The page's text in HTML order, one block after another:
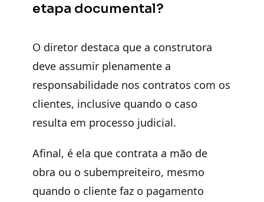
etapa documental?
O diretor destaca que a construtora
deve assumir plenamente a
responsabilidade nos contratos com os
clientes, inclusive quando o caso
resulta em processo judicial.
Afinal, é ela que contrata a mão de
obra ou o subempreiteiro, mesmo
quando o cliente faz o pagamento